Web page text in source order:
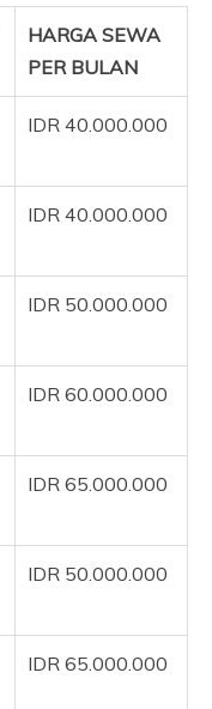
HARGA SEWA
PER BULAN
IDR 40.000.000
IDR 40.000.000
IDR 50.000.000
IDR 60.000.000
IDR 65.000.000
IDR 50.000.000
IDR 65.000.000